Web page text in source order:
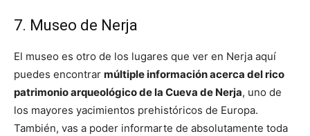
7. Museo de Nerja
El museo es otro de los lugares que ver en Nerja aquí
puedes encontrar múltiple información acerca del rico
patrimonio arqueológico de la Cueva de Nerja, uno de
los mayores yacimientos prehistóricos de Europa.
También, vas a poder informarte de absolutamente toda